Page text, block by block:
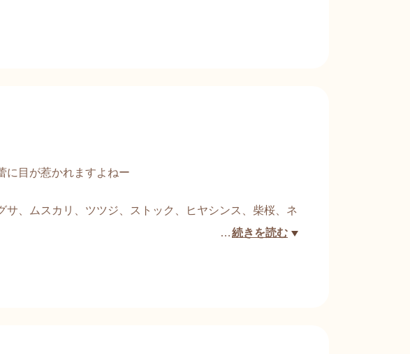
に目が惹かれますよねー
サ、ムスカリ、ツツジ、ストック、ヒヤシンス、柴桜、ネ
…続きを読む